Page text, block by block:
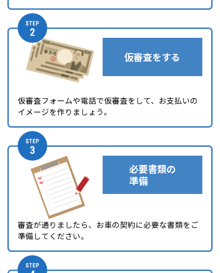
仮審査をする
仮審査フォームや電話で仮審査をして、お支払いの
イメージを作りましょう。
必要書類の
準備
審査が通りましたら、お車の契約に必要な書類をご
準備してください。